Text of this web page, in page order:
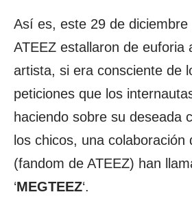
Así es, este 29 de diciembre
ATEEZ estallaron de euforia
artista, si era consciente de
peticiones que los
haciendo sobre su deseada
los chicos, una colaboración
(fandom de ATEEZ) han
‘MEGTEEZ‘.